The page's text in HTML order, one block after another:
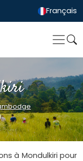
Français
à Mondulkiri pour